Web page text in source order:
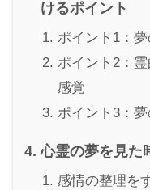
けるポイント
ポイント1：
ポイント2：
感覚
ポイント3：
心霊の夢を見た
感情の整理を